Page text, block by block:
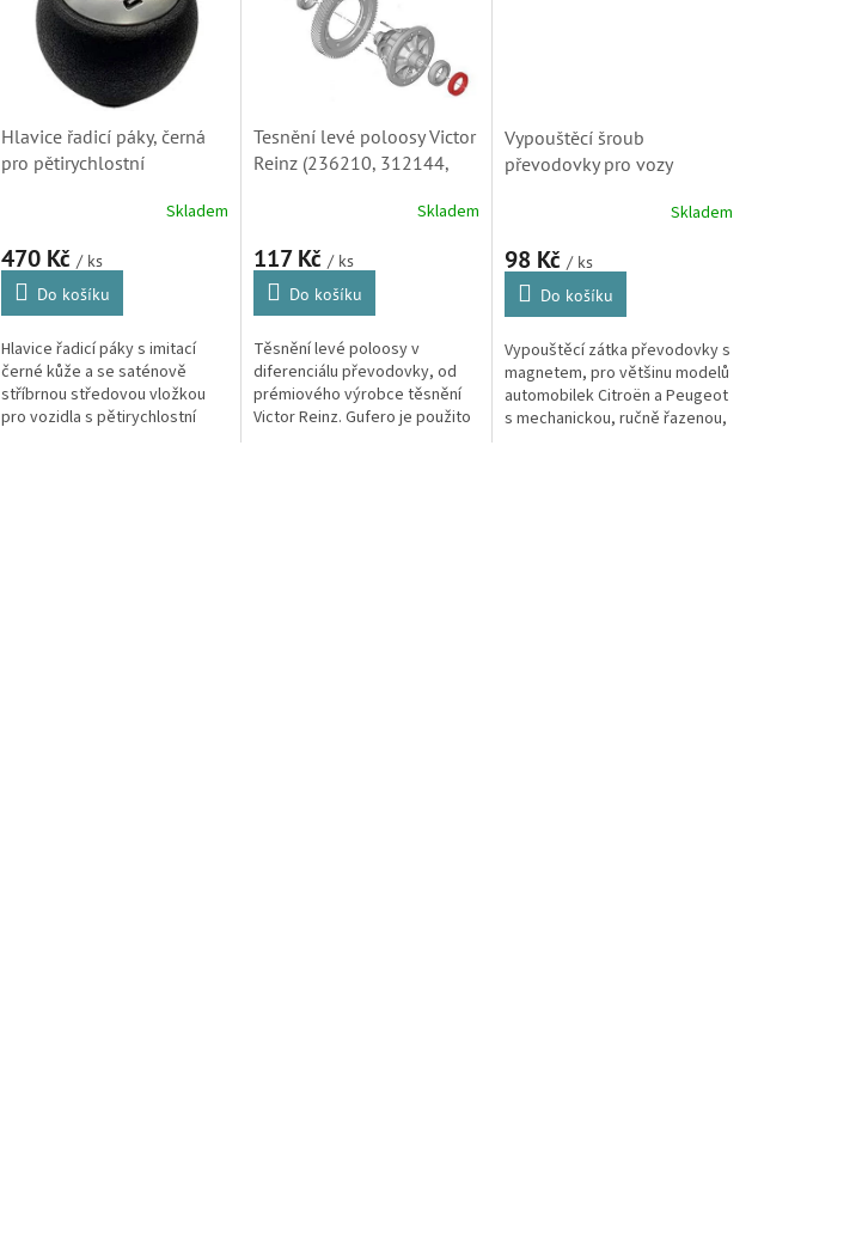
Hlavice řadicí páky, černá
pro pětirychlostní
a Peugeot BVM 5 (2403Q5)
Skladem
470 Kč / ks
Do košíku
Hlavice řadicí páky s imitací
černé kůže a se saténově
stříbrnou středovou vložkou
pro vozidla s pětirychlostní
Tesnění levé poloosy Victor
Reinz (236210, 312144,
1608816780, 300934,Skladem
117 Kč / ks
Do košíku
Těsnění levé poloosy v
diferenciálu převodovky, od
prémiového výrobce těsnění
Victor Reinz. Gufero je použito
Vypouštěcí šroub
převodovky pro vozy
Skladem
98 Kč/ ks
Do košíku
Vypouštěcí zátka převodovky s
magnetem, pro většinu modelů
automobilek Citroën a Peugeot
s mechanickou, ručně řazenou,